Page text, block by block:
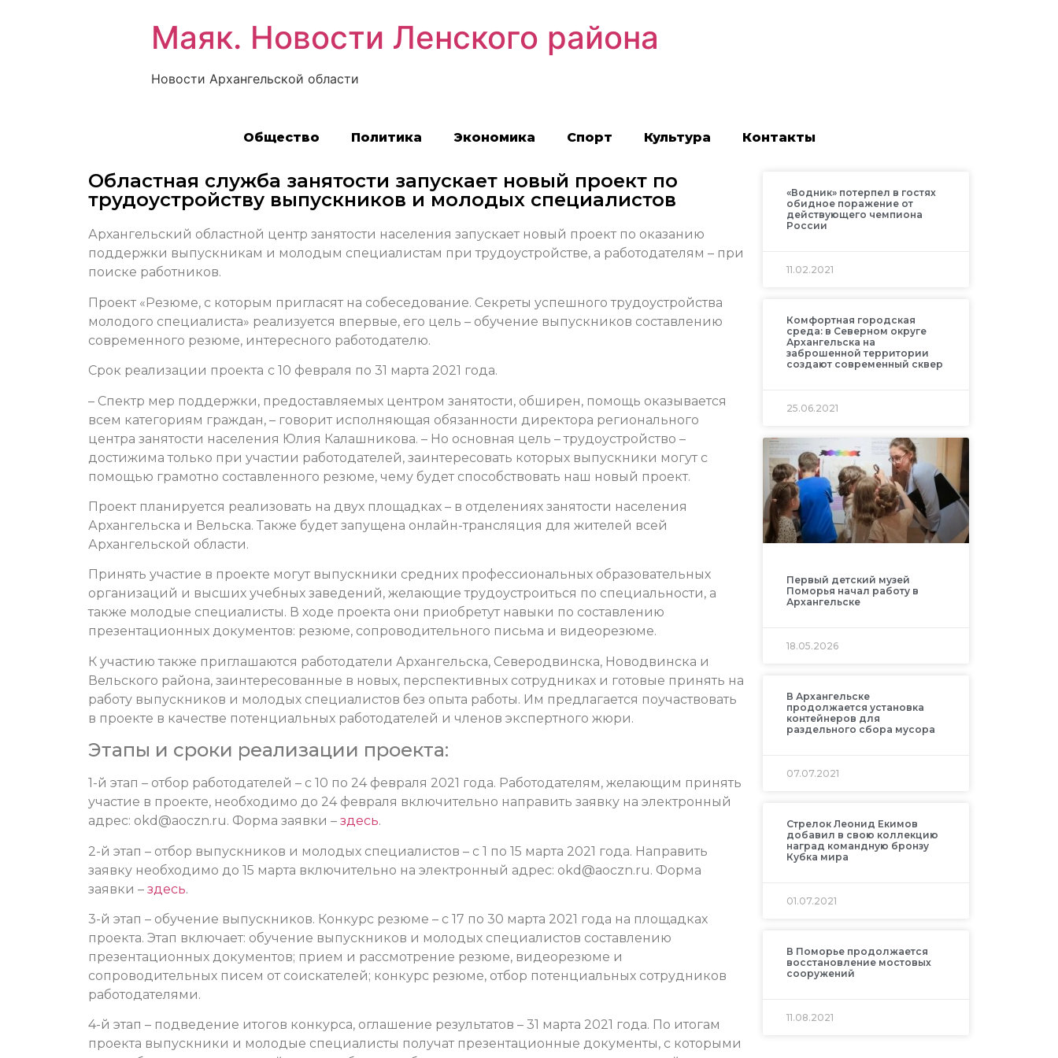
Маяк. Новости Ленского района
Новости Архангельской области
Общество Политика Экономика Спорт Культура Контакты
Областная служба занятости запускает новый проект по
трудоустройству выпускников и молодых специалистов
Архангельский областной центр занятости населения запускает новый проект по оказанию
поддержки выпускникам и молодым специалистам при трудоустройстве, а работодателям – при
поиске работников.
Проект «Резюме, с которым пригласят на собеседование. Секреты успешного трудоустройства
молодого специалиста» реализуется впервые, его цель – обучение выпускников составлению
современного резюме, интересного работодателю.
Срок реализации проекта с 10 февраля по 31 марта 2021 года.
– Спектр мер поддержки, предоставляемых центром занятости, обширен, помощь оказывается
всем категориям граждан, – говорит исполняющая обязанности директора регионального
центра занятости населения Юлия Калашникова. – Но основная цель – трудоустройство –
достижима только при участии работодателей, заинтересовать которых выпускники могут с
помощью грамотно составленного резюме, чему будет способствовать наш новый проект.
Проект планируется реализовать на двух площадках – в отделениях занятости населения
Архангельска и Вельска. Также будет запущена онлайн-трансляция для жителей всей
Архангельской области.
Принять участие в проекте могут выпускники средних профессиональных образовательных
организаций и высших учебных заведений, желающие трудоустроиться по специальности, а
также молодые специалисты. В ходе проекта они приобретут навыки по составлению
презентационных документов: резюме, сопроводительного письма и видеорезюме.
К участию также приглашаются работодатели Архангельска, Северодвинска, Новодвинска и
Вельского района, заинтересованные в новых, перспективных сотрудниках и готовые принять на
работу выпускников и молодых специалистов без опыта работы. Им предлагается поучаствовать
в проекте в качестве потенциальных работодателей и членов экспертного жюри.
Этапы и сроки реализации проекта:
1-й этап – отбор работодателей – с 10 по 24 февраля 2021 года. Работодателям, желающим принять
участие в проекте, необходимо до 24 февраля включительно направить заявку на электронный
адрес: okd@aoczn.ru. Форма заявки – здесь.
2-й этап – отбор выпускников и молодых специалистов – с 1 по 15 марта 2021 года. Направить
заявку необходимо до 15 марта включительно на электронный адрес: okd@aoczn.ru. Форма
заявки – здесь.
3-й этап – обучение выпускников. Конкурс резюме – с 17 по 30 марта 2021 года на площадках
проекта. Этап включает: обучение выпускников и молодых специалистов составлению
презентационных документов; прием и рассмотрение резюме, видеорезюме и
сопроводительных писем от соискателей; конкурс резюме, отбор потенциальных сотрудников
работодателями.
4-й этап – подведение итогов конкурса, оглашение результатов – 31 марта 2021 года. По итогам
проекта выпускники и молодые специалисты получат презентационные документы, с которыми
«Водник» потерпел в гостях
обидное поражение от
действующего чемпиона
России
11.02.2021
Комфортная городская
среда: в Северном округе
Архангельска на
заброшенной территории
создают современный сквер
25.06.2021
Первый детский музей
Поморья начал работу в
Архангельске
18.05.2026
В Архангельске
продолжается установка
контейнеров для
раздельного сбора мусора
07.07.2021
Стрелок Леонид Екимов
добавил в свою коллекцию
наград командную бронзу
Кубка мира
01.07.2021
В Поморье продолжается
восстановление мостовых
сооружений
11.08.2021